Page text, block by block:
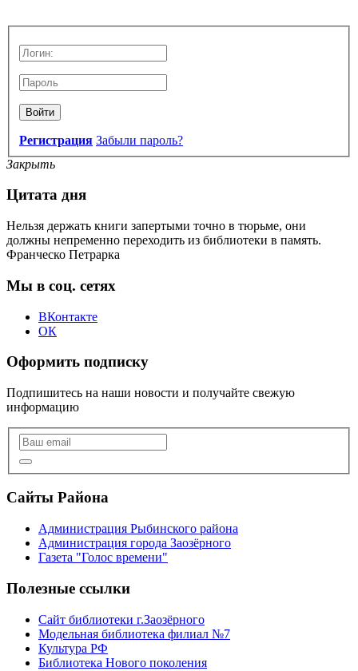
Войти
Регистрация Забыли пароль?
Закрыть
Цитата дня
Нельзя держать книги запертыми точно в тюрьме, они
должны непременно переходить из библиотеки в память.
Франческо Петрарка
Мы в соц. сетях
ВКонтакте
ОК
Оформить подписку
Подпишитесь на наши новости и получайте свежую
информацию
Сайты Района
Администрация Рыбинского района
Администрация города Заозёрного
Газета "Голос времени"
Полезные ссылки
Сайт библиотеки г.Заозёрного
Модельная библиотека филиал №7
Культура РФ
Библиотека Нового поколения